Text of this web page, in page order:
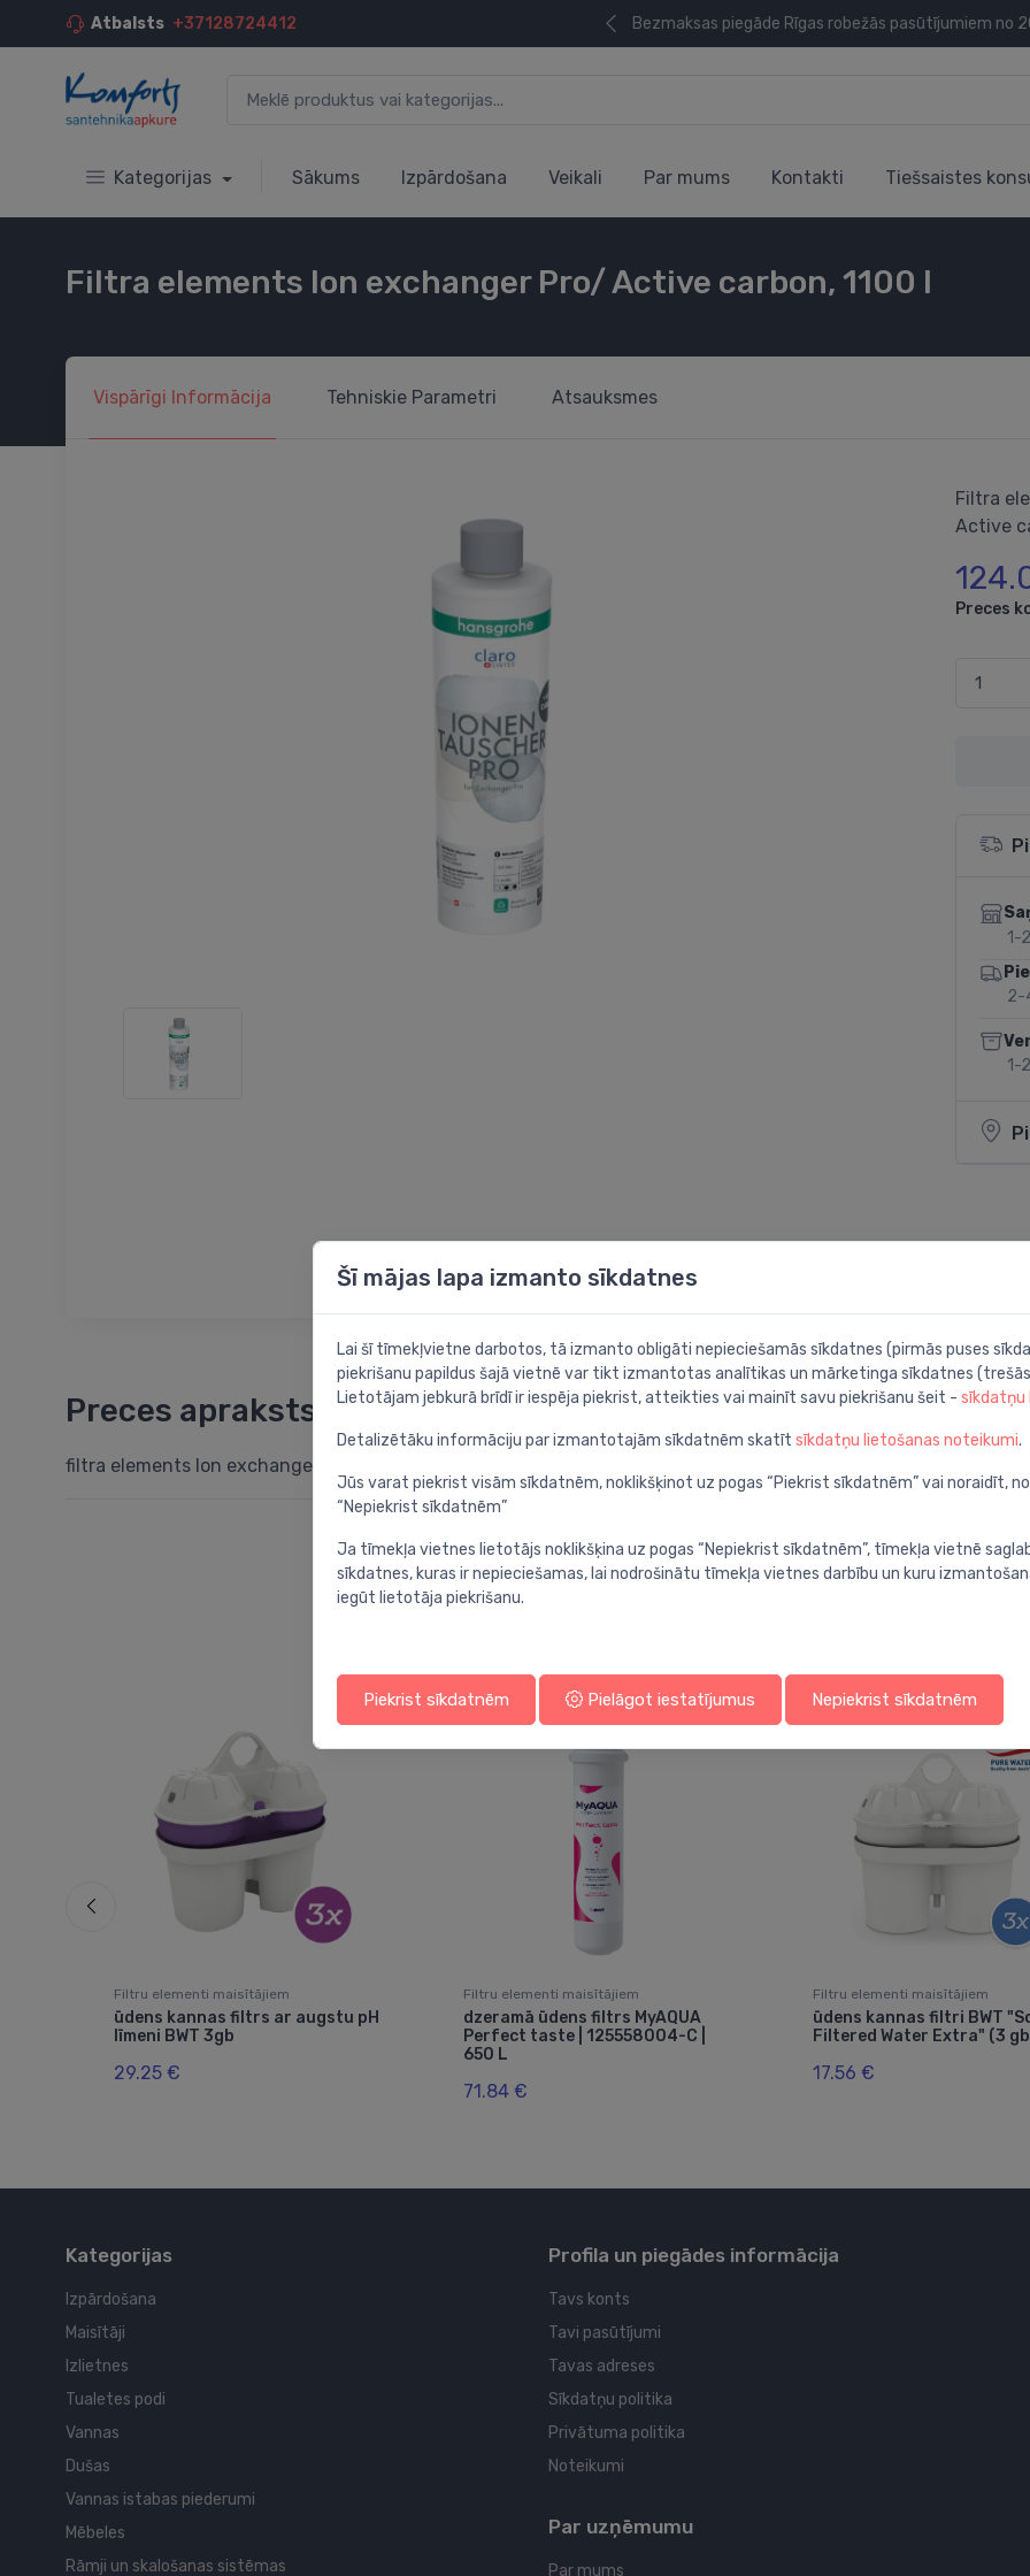
Atbalsts +37128724412 Bezmaksas piegāde Rīgas robežās pasūtījumiem no
Kategorijas Sākums Izpārdošana Veikali Par mums Kontakti Tiešsaistes
Filtra elements Ion exchanger Pro/ Active carbon, 1100 l
Vispārīgi Informācija Tehniskie Parametri Atsauksmes
Filtra
Active
Preces
1-
2-
1-
Preces apraksts
filtra elements Ion exchanger Pro/ Active carbon, 1100 l
Filtru elementi maisītājiem
ūdens kannas filtrs ar augstu pH
līmeni BWT 3gb
29.25 €
Filtru elementi maisītājiem
dzeramā ūdens filtrs MyAQUA
Perfect taste | 125558004-C |
650 L
71.84 €
Filtru elementi maisītājiem
ūdens kannas filtri BWT
Filtered Water Extra" (3
17.56 €
Kategorijas
Izpārdošana
Maisītāji
Izlietnes
Tualetes podi
Vannas
Dušas
Vannas istabas piederumi
Mēbeles
Rāmji un skalošanas sistēmas
Profila un piegādes informācija
Tavs konts
Tavi pasūtījumi
Tavas adreses
Sīkdatņu politika
Privātuma politika
Noteikumi
Par uzņēmumu
Par mums
Šī mājas lapa izmanto sīkdatnes
Lai šī tīmekļvietne darbotos, tā izmanto obligāti nepieciešamās sīkdatnes (pirmās puses
piekrišanu papildus šajā vietnē var tikt izmantotas analītikas un mārketinga sīkdatnes
Lietotājam jebkurā brīdī ir iespēja piekrist, atteikties vai mainīt savu piekrišanu šeit - sīkdatņu
Detalizētāku informāciju par izmantotajām sīkdatnēm skatīt sīkdatņu lietošanas noteikumi.
Jūs varat piekrist visām sīkdatnēm, noklikšķinot uz pogas “Piekrist sīkdatnēm” vai noraidīt,
“Nepiekrist sīkdatnēm”
Ja tīmekļa vietnes lietotājs noklikšķina uz pogas “Nepiekrist sīkdatnēm”, tīmekļa vietnē
sīkdatnes, kuras ir nepieciešamas, lai nodrošinātu tīmekļa vietnes darbību un kuru
iegūt lietotāja piekrišanu.
Piekrist sīkdatnēm Pielāgot iestatījumus Nepiekrist sīkdatnēm